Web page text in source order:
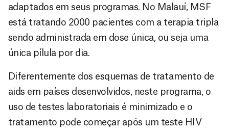
adaptados em seus programas. No Malauí, MSF
está tratando 2000 pacientes com a terapia tripla
sendo administrada em dose única, ou seja uma
única pílula por dia.
Diferentemente dos esquemas de tratamento de
aids em países desenvolvidos, neste programa, o
uso de testes laboratoriais é minimizado e o
tratamento pode começar após um teste HIV